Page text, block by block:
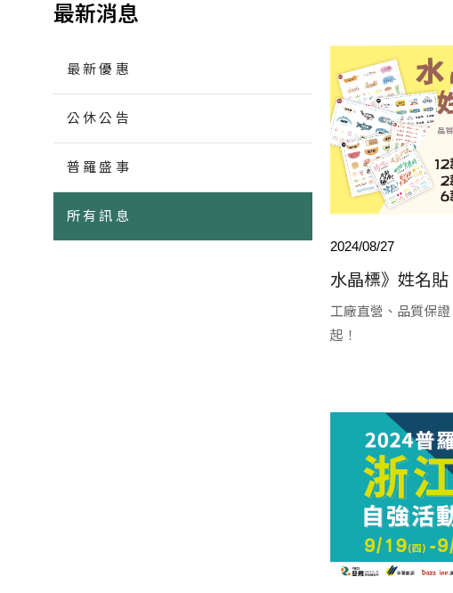
最新消息
最新優惠
公休公告
普羅盛事
所有訊息
2024/08/27
水晶標》姓名
工廠直營、品質保
起！